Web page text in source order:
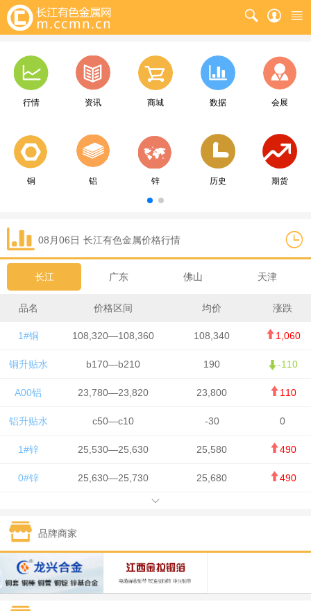
行情 资讯 商城 数据 会展
铜 铝 锌 历史 期货
08月06日 长江有色金属价格行情
长江 广东 佛山 天津
品名 价格区间 均价 涨跌
1#铜 108,320—108,360 108,340 1,060
铜升贴水 b170—b210 190 -110
A00铝 23,780—23,820 23,800 110
铝升贴水 c50—c10 -30 0
1#锌 25,530—25,630 25,580 490
0#锌 25,630—25,730 25,680 490
1#锡 434,750—436,750
1#镍 131,200—132,400
1#白银 15,170—15,180 15,175 615
品牌商家